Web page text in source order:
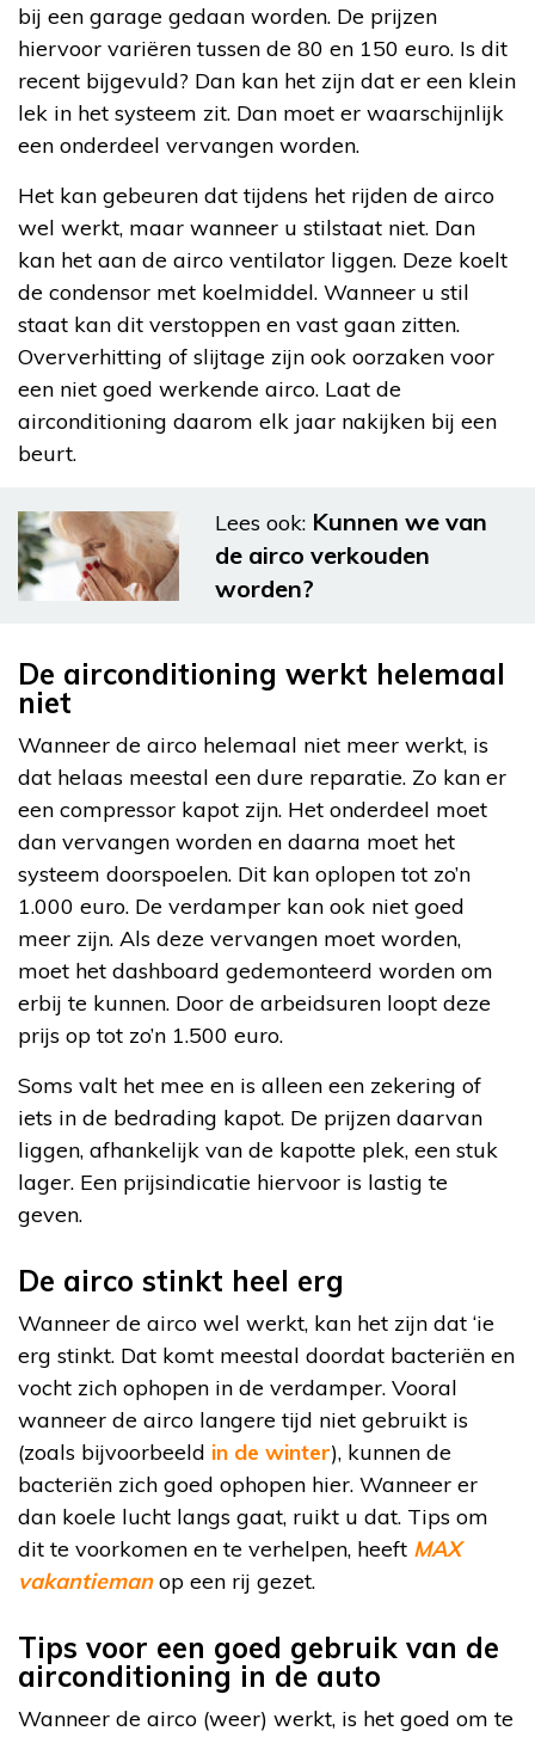
bij een garage gedaan worden. De prijzen
hiervoor variëren tussen de 80 en 150 euro. Is dit
recent bijgevuld? Dan kan het zijn dat er een klein
lek in het systeem zit. Dan moet er waarschijnlijk
een onderdeel vervangen worden.
Het kan gebeuren dat tijdens het rijden de airco
wel werkt, maar wanneer u stilstaat niet. Dan
kan het aan de airco ventilator liggen. Deze koelt
de condensor met koelmiddel. Wanneer u stil
staat kan dit verstoppen en vast gaan zitten.
Oververhitting of slijtage zijn ook oorzaken voor
een niet goed werkende airco. Laat de
airconditioning daarom elk jaar nakijken bij een
beurt.
Lees ook: Kunnen we van
de airco verkouden
worden?
De airconditioning werkt helemaal
niet
Wanneer de airco helemaal niet meer werkt, is
dat helaas meestal een dure reparatie. Zo kan er
een compressor kapot zijn. Het onderdeel moet
dan vervangen worden en daarna moet het
systeem doorspoelen. Dit kan oplopen tot zo’n
1.000 euro. De verdamper kan ook niet goed
meer zijn. Als deze vervangen moet worden,
moet het dashboard gedemonteerd worden om
erbij te kunnen. Door de arbeidsuren loopt deze
prijs op tot zo’n 1.500 euro.
Soms valt het mee en is alleen een zekering of
iets in de bedrading kapot. De prijzen daarvan
liggen, afhankelijk van de kapotte plek, een stuk
lager. Een prijsindicatie hiervoor is lastig te
geven.
De airco stinkt heel erg
Wanneer de airco wel werkt, kan het zijn dat ‘ie
erg stinkt. Dat komt meestal doordat bacteriën en
vocht zich ophopen in de verdamper. Vooral
wanneer de airco langere tijd niet gebruikt is
(zoals bijvoorbeeld in de winter), kunnen de
bacteriën zich goed ophopen hier. Wanneer er
dan koele lucht langs gaat, ruikt u dat. Tips om
dit te voorkomen en te verhelpen, heeft MAX
vakantiemanop een rij gezet.
Tips voor een goed gebruik van de
airconditioning in de auto
Wanneer de airco (weer) werkt, is het goed om te